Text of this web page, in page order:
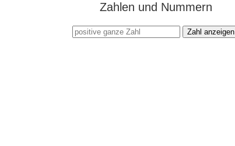
Zahlen und Nummern
Zahl anzeigen